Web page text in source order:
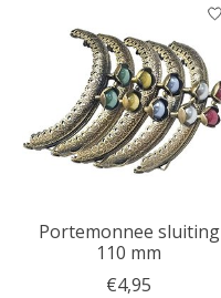
Portemonnee sluiting
110 mm
€4,95